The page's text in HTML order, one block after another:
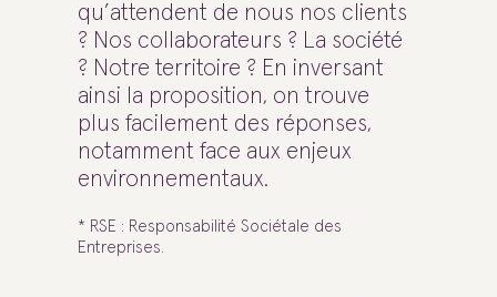
qu’attendent de nous nos clients
? Nos collaborateurs ? La société
? Notre territoire ? En inversant
ainsi la proposition, on trouve
plus facilement des réponses,
notamment face aux enjeux
environnementaux.
* RSE : Responsabilité Sociétale des
Entreprises.